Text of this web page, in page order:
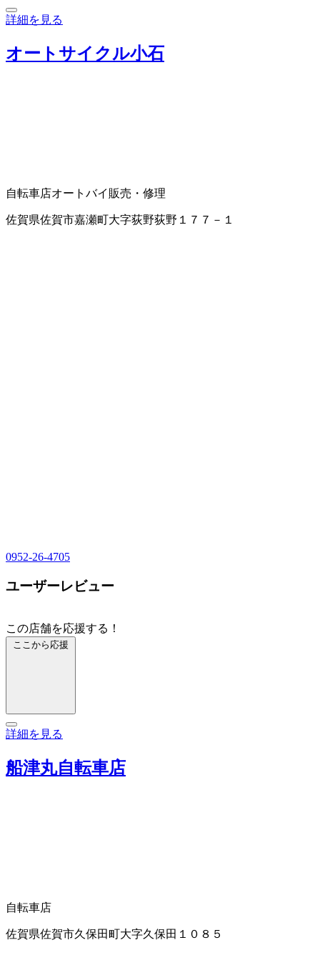
詳細を見る
オートサイクル小石
自転車店オートバイ販売・修理
佐賀県佐賀市嘉瀬町大字荻野荻野１７７－１
0952-26-4705
ユーザーレビュー
この店舗を応援する！
ここから応援
詳細を見る
船津丸自転車店
自転車店
佐賀県佐賀市久保田町大字久保田１０８５